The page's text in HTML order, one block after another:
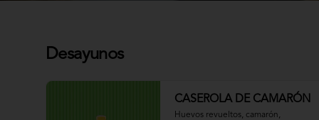
Desayunos
CASEROLA DE CAMARÓN
Huevos revueltos, camarón,